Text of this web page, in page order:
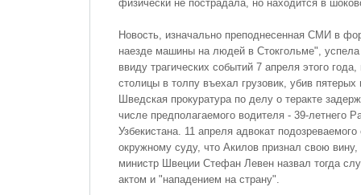
физически не пострадала, но находится в
Новость, изначально преподнесенная СМИ в
наезде машины на людей в Стокгольме", успела
ввиду трагических событий 7 апреля этого
столицы в толпу въехал грузовик, убив пятерых
Шведская прокуратура по делу о теракте
числе предполагаемого водителя - 39-летнего
Узбекистана. 11 апреля адвокат
окружному суду, что Акилов признал свою
министр Швеции Стефан Левен назвал тогда
актом и "нападением на страну".